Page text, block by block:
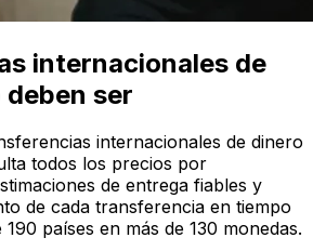
internacionales de
ser
internacionales de dinero
todos los precios por
de entrega fiables y
de cada transferencia en tiempo
países en más de 130 monedas.